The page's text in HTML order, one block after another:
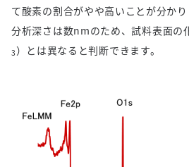
て酸素の割合がやや高いことが分か
分析深さは数nmのため、試料表面の
3）とは異なると判断できます。